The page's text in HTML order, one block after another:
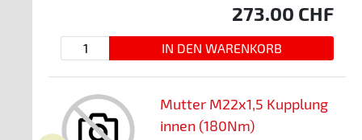
273.00 CHF
Mutter M22x1,5 Kupplung
innen (180Nm)